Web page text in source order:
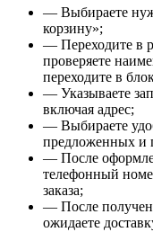
— Выбираете
корзину»;
— Переходите в
проверяете
переходите в
— Указываете
включая адрес;
— Выбираете
предложенных и
— После
телефонный
заказа;
— После
ожидаете